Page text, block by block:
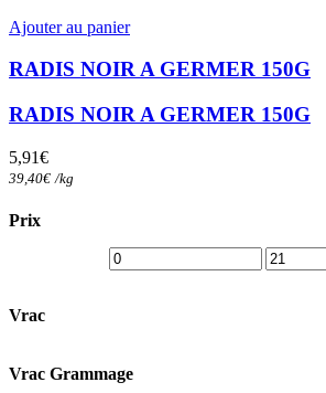
Ajouter au panier
RADIS NOIR A GERMER 150G
RADIS NOIR A GERMER 150G
5,91€
39,40€ /kg
Prix
Vrac
Vrac Grammage